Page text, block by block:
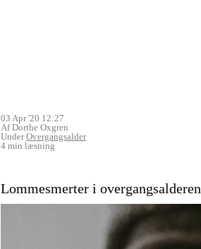
03 Apr '20 12:27
Af Dorthe Oxgren
UnderOvergangsalder
4 min læsning
Lommesmerter i overgangsalderen